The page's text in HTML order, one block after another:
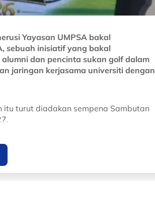
Yayasan UMPSA bakal
sebuah inisiatif yang bakal
dan pencinta sukan golf dalam
jaringan kerjasama universiti dengan
itu turut diadakan sempena Sambutan
khususnya golongan B40.
ini menjadi salah satu tambahan